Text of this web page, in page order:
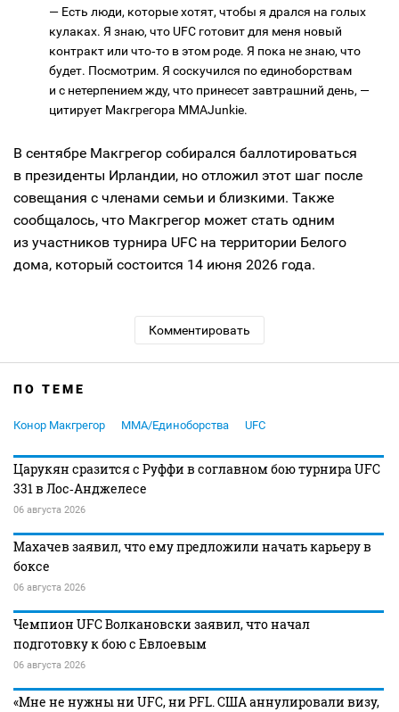
— Есть люди, которые хотят, чтобы я дрался на голых
кулаках. Я знаю, что UFC готовит для меня новый
контракт или что‑то в этом роде. Я пока не знаю, что
будет. Посмотрим. Я соскучился по единоборствам
и с нетерпением жду, что принесет завтрашний день, —
цитирует Макгрегора MMAJunkie.
В сентябре Макгрегор собирался баллотироваться
в президенты Ирландии, но отложил этот шаг после
совещания с членами семьи и близкими. Также
сообщалось, что Макгрегор может стать одним
из участников турнира UFC на территории Белого
дома, который состоится 14 июня 2026 года.
Комментировать
ПО ТЕМЕ
Конор Макгрегор MMA/Единоборства UFC
Царукян сразится с Руффи в соглавном бою турнира UFC
331 в Лос‑Анджелесе
06 августа 2026
Махачев заявил, что ему предложили начать карьеру в
боксе
06 августа 2026
Чемпион UFC Волкановски заявил, что начал
подготовку к бою с Евлоевым
06 августа 2026
«Мне не нужны ни UFC, ни PFL. США аннулировали визу,